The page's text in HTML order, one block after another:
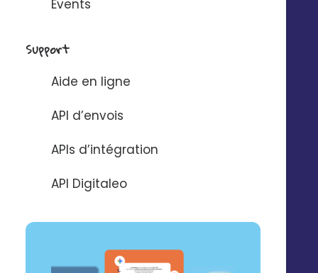
Events
Support
Aide en ligne
API d’envois
APIs d’intégration
API Digitaleo
l'authentification grâce à un lien SSO
En savoir plus
Des modules à la
tout votre
marketing local